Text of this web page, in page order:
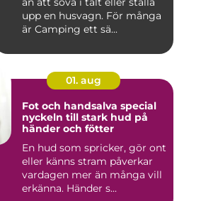
upp en husvagn. För många
är Camping ett sä...
01. aug
Fot och handsalva special
nyckeln till stark hud på
händer och fötter
En hud som spricker, gör ont
eller känns stram påverkar
vardagen mer än många vill
erkänna. Händer s...